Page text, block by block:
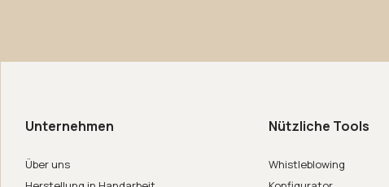
Unternehmen
Über uns
Nützliche Tools
Whistleblowing